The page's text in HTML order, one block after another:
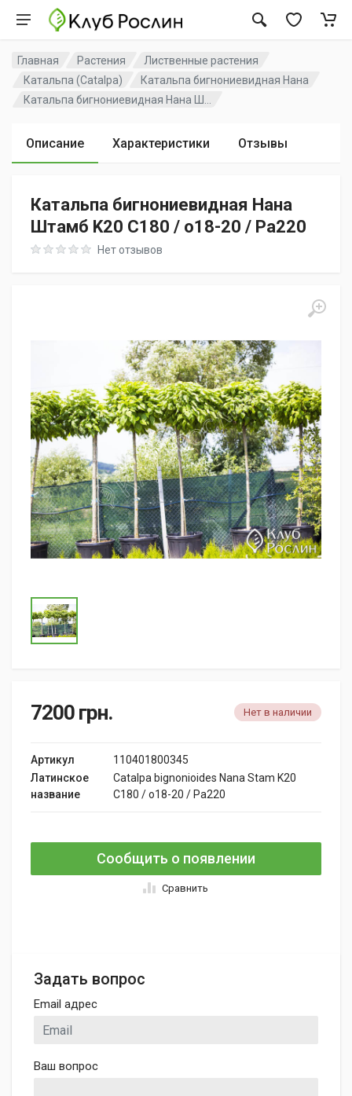
Главная Растения
Лиственные растения
Катальпа (Catalpa)
Катальпа бигнониевидная Нана
Катальпа бигнониевидная Нана Ш...
Описание Характеристики Отзывы
Катальпа бигнониевидная Нана
Штамб K20 C180 / o18-20 / Pa220
Rating: 0 out of 5Нет отзывов
7200 грн. Нет в наличии
Артикул
110401800345
Латинское
название
Catalpa bignonioides Nana Stam K20
C180 / o18-20 / Pa220
Сообщить о появлении
Сравнить
Задать вопрос
Email адрес
Ваш вопрос